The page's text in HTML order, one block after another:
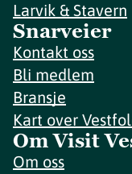
Larvik & Stavern
Snarveier
Kontakt oss
Bli medlem
Bransje
Kart over
Om Visit
Om oss